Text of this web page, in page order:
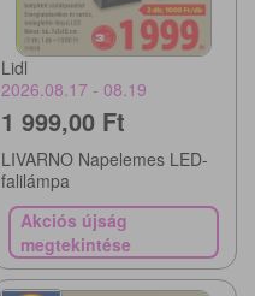
Lidl
2026.08.17 - 08.19
1 999,00 Ft
LIVARNO Napelemes LED-
falilámpa
Akciós újság
megtekintése